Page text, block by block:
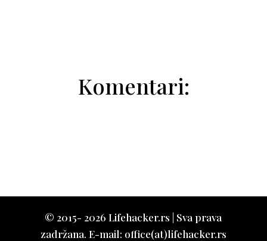
Komentari:
© 2015- 2026 Lifehacker.rs | Sva prava
zadržana. E-mail: office(at)lifehacker.rs